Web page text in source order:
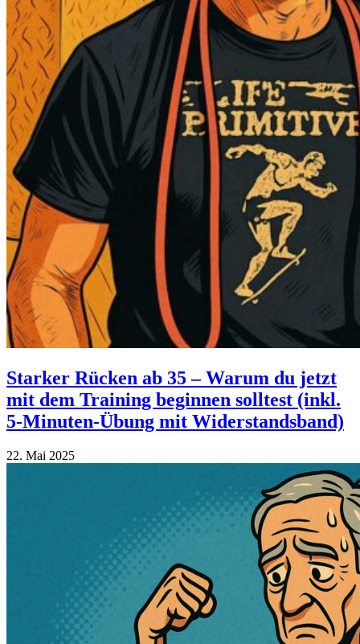
Starker Rücken ab 35 – Warum du jetzt
mit dem Training beginnen solltest (inkl.
5-Minuten-Übung mit Widerstandsband)
22. Mai 2025